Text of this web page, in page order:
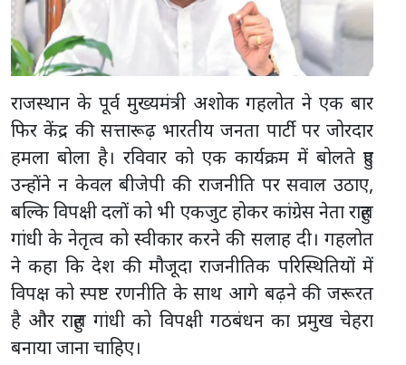
राजस्थान के पूर्व मुख्यमंत्री अशोक गहलोत ने एक बार
फिर केंद्र की सत्तारूढ़ भारतीय जनता पार्टी पर जोरदार
हमला बोला है। रविवार को एक कार्यक्रम में बोलते हुए
उन्होंने न केवल बीजेपी की राजनीति पर सवाल उठाए,
बल्कि विपक्षी दलों को भी एकजुट होकर कांग्रेस नेता राहुल
गांधी के नेतृत्व को स्वीकार करने की सलाह दी। गहलोत
ने कहा कि देश की मौजूदा राजनीतिक परिस्थितियों में
विपक्ष को स्पष्ट रणनीति के साथ आगे बढ़ने की जरूरत
है और राहुल गांधी को विपक्षी गठबंधन का प्रमुख चेहरा
बनाया जाना चाहिए।